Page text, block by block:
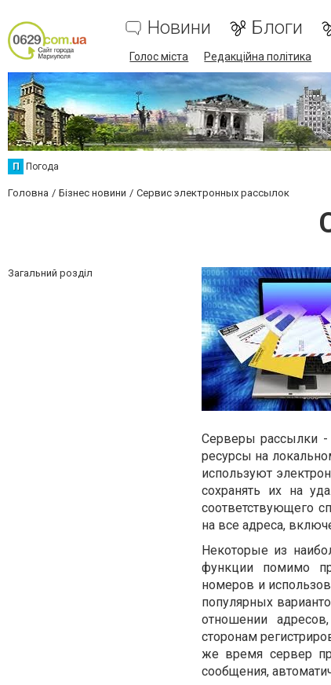
Новини Блоги
Голос міста Редакційна політика
П Погода
Головна Бізнес новини Сервис электронных рассылок
Загальний розділ
Серверы рассылки -
ресурсы на
используют
сохранять их на
соответствующего
на все адреса,
Некоторые из
функции помимо
номеров и
популярных
отношении
сторонам
же время сервер
сообщения,